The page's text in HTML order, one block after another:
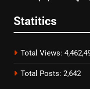
Statitics
Total Views:
Total Posts: 2,642